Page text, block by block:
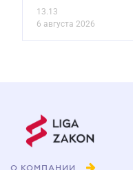
13.13
6 августа 2026
О КОМПАНИИ